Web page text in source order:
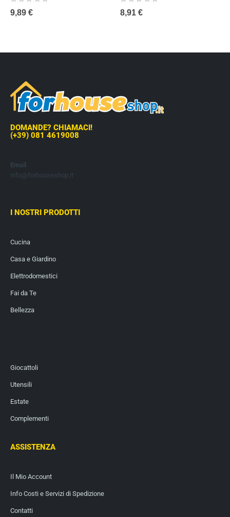
0 out of 5
9,89 €
0 out of 5
8,91 €
DOMANDE? CHIAMACI!
(+39) 081 4619008
Email
info@forhouseshop.it
I NOSTRI PRODOTTI
Cucina
Casa e Giardino
Elettrodomestici
Fai da Te
Bellezza
Giocattoli
Utensili
Estate
Complementi
ASSISTENZA
Il Mio Account
Info Costi e Servizi di Spedizione
Contatti